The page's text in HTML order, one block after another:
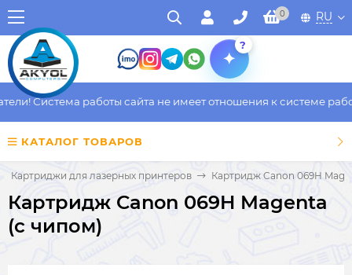
0 RU
?
Система работы сайта не имеет отношения к системе
КАТАЛОГ ТОВАРОВ
Картриджи для лазерных принтеров Картридж Canon 069H
Картридж Canon 069H Magenta
(с чипом)